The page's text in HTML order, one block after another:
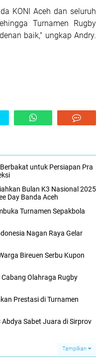
KONI Aceh dan seluruh
Turnamen Rugby
baik," ungkap Andry.
untuk Persiapan Pra
Bulan K3 Nasional 2025
Day Banda Aceh
Turnamen Sepakbola
Nagan Raya Gelar
Bireuen Serbu Kupon
Olahraga Rugby
Prestasi di Turnamen
Abdya Sabet Juara di Sirprov
Tampilkan